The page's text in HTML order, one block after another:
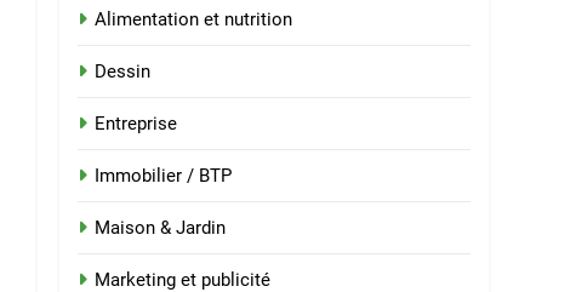
Alimentation et nutrition
Dessin
Entreprise
Immobilier / BTP
Maison & Jardin
Marketing et publicité